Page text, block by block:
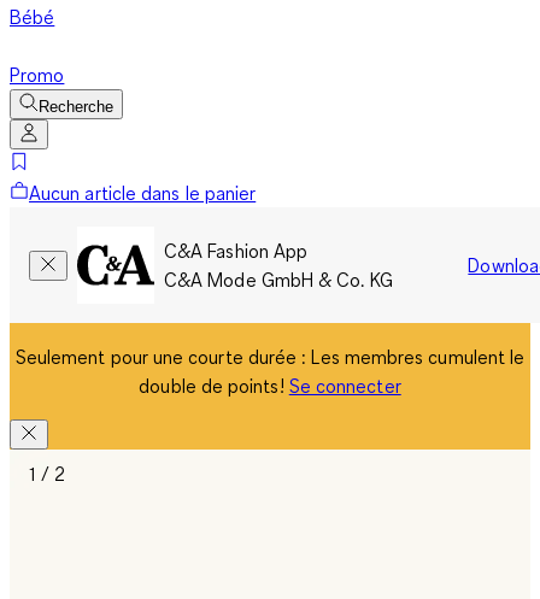
Bébé
Promo
Recherche
Aucun article dans le panier
C&A Fashion App
C&A Mode GmbH & Co. KG
Seulement pour une courte durée : Les membres cumulent le
double de points! Se connecter
1 / 2